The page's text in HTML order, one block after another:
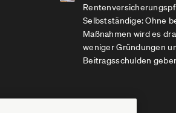
Selbstständige: Ohne
Maßnahmen wird es
weniger Gründungen
Beitragsschulden